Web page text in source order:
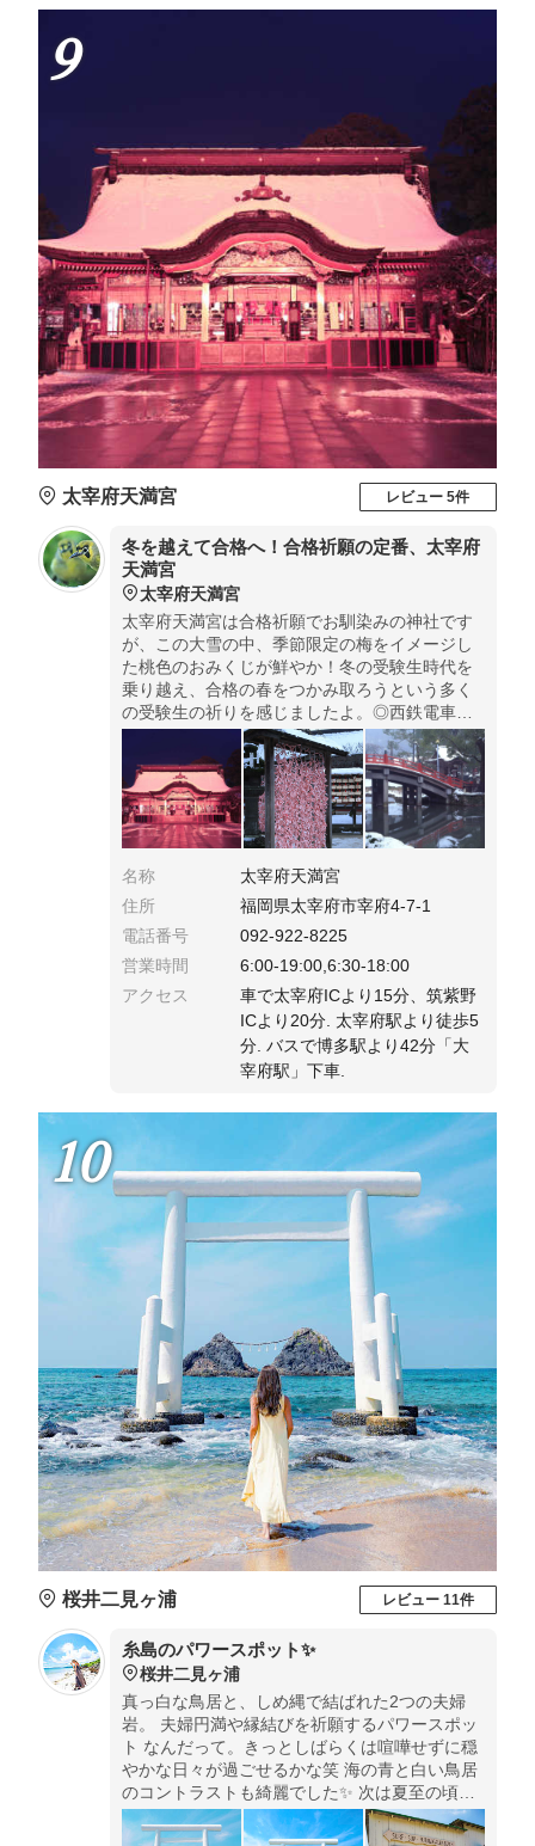
9
太宰府天満宮 レビュー 5件
冬を越えて合格へ！合格祈願の定番、太宰府
天満宮
太宰府天満宮
太宰府天満宮は合格祈願でお馴染みの神社です
が、この大雪の中、季節限定の梅をイメージし
た桃色のおみくじが鮮やか！冬の受験生時代を
乗り越え、合格の春をつかみ取ろうという多く
の受験生の祈りを感じましたよ。◎西鉄電車や
バスで容易にアクセスできます。また、広い駐
車場も用意されてます。
名称
太宰府天満宮
住所
福岡県太宰府市宰府4-7-1
電話番号
092-922-8225
営業時間
6:00-19:00,6:30-18:00
アクセス
車で太宰府ICより15分、筑紫野
ICより20分. 太宰府駅より徒歩5
分. バスで博多駅より42分「大
宰府駅」下車.
10
桜井二見ヶ浦 レビュー 11件
糸島のパワースポット✨
桜井二見ヶ浦
真っ白な鳥居と、しめ縄で結ばれた2つの夫婦
岩。 夫婦円満や縁結びを祈願するパワースポッ
ト なんだって。きっとしばらくは喧嘩せずに穏
やかな日々が過ごせるかな笑 海の青と白い鳥居
のコントラストも綺麗でした✨ 次は夏至の頃
に、2つの岩の間に沈む夕日を見に行きたいな。